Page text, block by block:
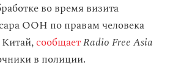
во время визита
ООН по правам человека
сообщаетRadio Free Asia
в полиции.